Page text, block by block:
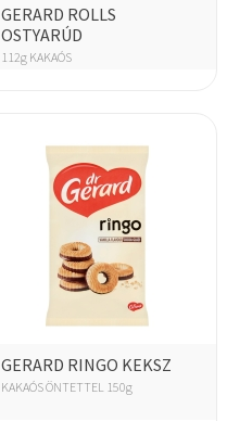
GERARD ROLLS
OSTYARÚD
112g KAKAÓS
GERARD RINGO KEKSZ
KAKAÓS ÖNTETTEL 150g